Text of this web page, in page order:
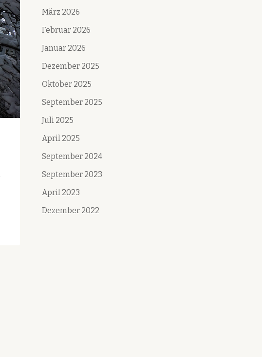
März 2026
Februar 2026
Januar 2026
Dezember 2025
Oktober 2025
September 2025
Juli 2025
April 2025
September 2024
September 2023
April 2023
Dezember 2022